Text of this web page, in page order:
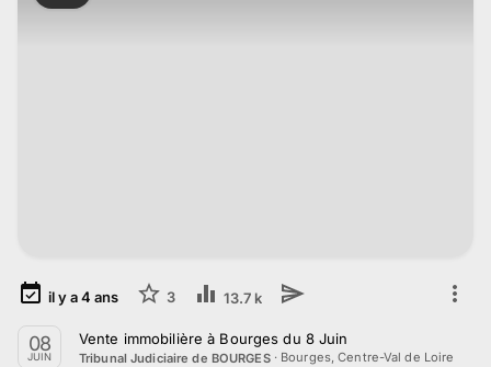
il y a4 ans 3 13.7 k
08
JUIN
Vente immobilière à Bourges du 8 Juin
Tribunal Judiciaire de BOURGES· Bourges, Centre-Val de Loire